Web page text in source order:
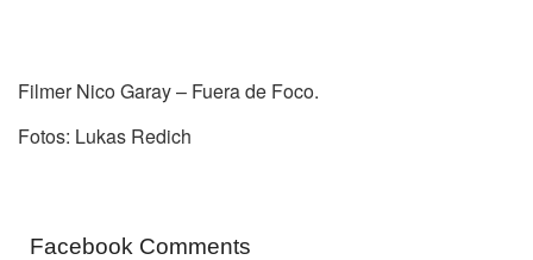
Filmer Nico Garay – Fuera de Foco.
Fotos: Lukas Redich
Facebook Comments